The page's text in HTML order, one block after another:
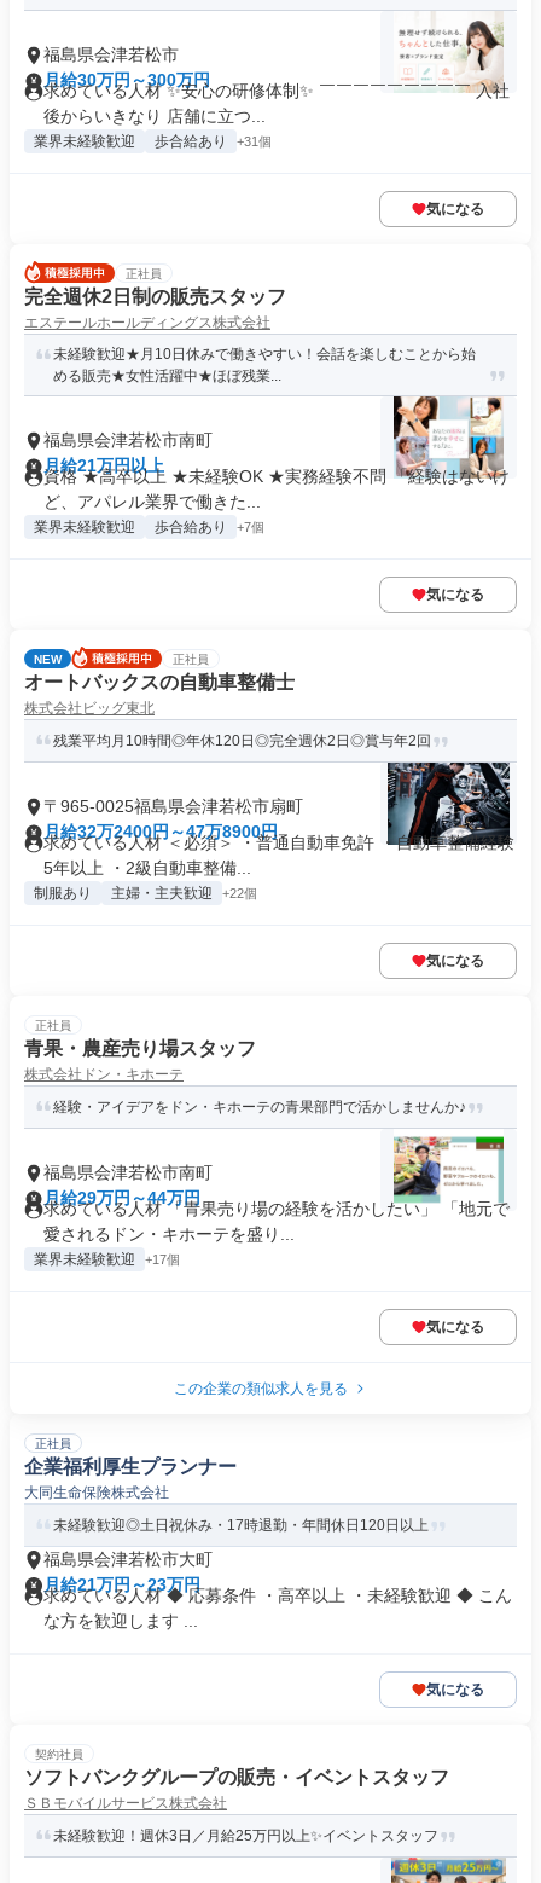
福島県会津若松市
月給30万円～300万円
求めている人材 ✨安心の研修体制✨ ￣￣￣￣￣￣￣￣￣ 入社
後からいきなり 店舗に立つ...
業界未経験歓迎 歩合給あり +31個
気になる
正社員
完全週休2日制の販売スタッフ
エステールホールディングス株式会社
未経験歓迎★月10日休みで働きやすい！会話を楽しむことから始
める販売★女性活躍中★ほぼ残業...
福島県会津若松市南町
月給21万円以上
資格 ★高卒以上 ★未経験OK ★実務経験不問 「経験はないけ
ど、アパレル業界で働きた...
業界未経験歓迎 歩合給あり +7個
気になる
NEW 正社員
オートバックスの自動車整備士
株式会社ビッグ東北
残業平均月10時間◎年休120日◎完全週休2日◎賞与年2回
〒965-0025福島県会津若松市扇町
月給32万2400円～47万8900円
求めている人材 ＜必須＞ ・普通自動車免許 ・自動車整備経験
5年以上 ・2級自動車整備...
制服あり 主婦・主夫歓迎 +22個
気になる
正社員
青果・農産売り場スタッフ
株式会社ドン・キホーテ
経験・アイデアをドン・キホーテの青果部門で活かしませんか♪
福島県会津若松市南町
月給29万円～44万円
求めている人材 「青果売り場の経験を活かしたい」 「地元で
愛されるドン・キホーテを盛り...
業界未経験歓迎 +17個
気になる
この企業の類似求人を見る
正社員
企業福利厚生プランナー
大同生命保険株式会社
未経験歓迎◎土日祝休み・17時退勤・年間休日120日以上
福島県会津若松市大町
月給21万円～23万円
求めている人材 ◆ 応募条件 ・高卒以上 ・未経験歓迎 ◆ こん
な方を歓迎します ...
気になる
契約社員
ソフトバンクグループの販売・イベントスタッフ
ＳＢモバイルサービス株式会社
未経験歓迎！週休3日／月給25万円以上✨イベントスタッフ